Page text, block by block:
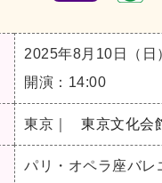
2025年8月10日（日
開演：14:00
東京｜ 東京文化会
パリ・オペラ座バレ